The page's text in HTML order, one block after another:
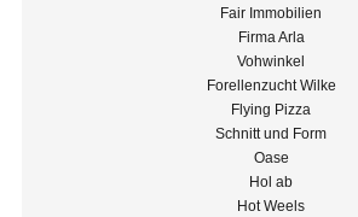
Fair Immobilien
Firma Arla
Vohwinkel
Forellenzucht Wilke
Flying Pizza
Schnitt und Form
Oase
Hol ab
Hot Weels